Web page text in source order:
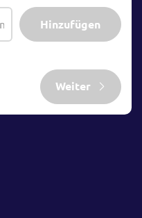
Hinzufügen
Weiter